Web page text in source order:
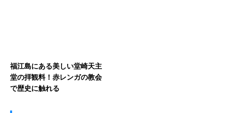
福江島にある美しい堂崎天主
堂の拝観料！赤レンガの教会
で歴史に触れる